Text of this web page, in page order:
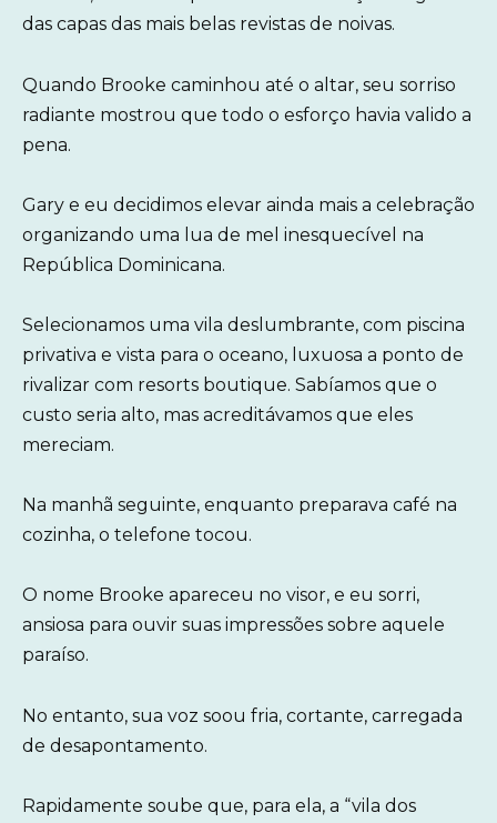
das capas das mais belas revistas de noivas.
Quando Brooke caminhou até o altar, seu sorriso
radiante mostrou que todo o esforço havia valido a
pena.
Gary e eu decidimos elevar ainda mais a celebração
organizando uma lua de mel inesquecível na
República Dominicana.
Selecionamos uma vila deslumbrante, com piscina
privativa e vista para o oceano, luxuosa a ponto de
rivalizar com resorts boutique. Sabíamos que o
custo seria alto, mas acreditávamos que eles
mereciam.
Na manhã seguinte, enquanto preparava café na
cozinha, o telefone tocou.
O nome Brooke apareceu no visor, e eu sorri,
ansiosa para ouvir suas impressões sobre aquele
paraíso.
No entanto, sua voz soou fria, cortante, carregada
de desapontamento.
Rapidamente soube que, para ela, a “vila dos